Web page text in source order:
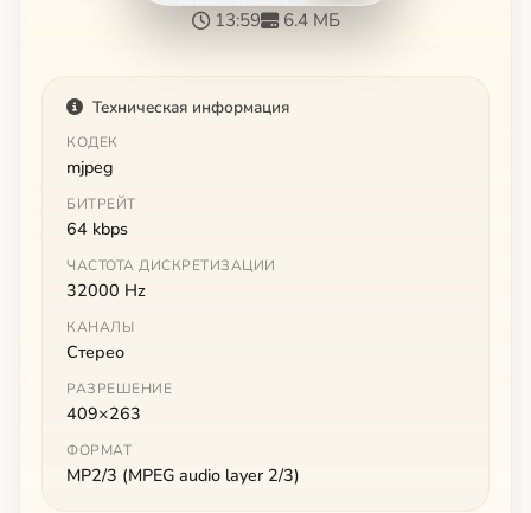
13:59 6.4 МБ
Техническая информация
КОДЕК
mjpeg
БИТРЕЙТ
64 kbps
ЧАСТОТА ДИСКРЕТИЗАЦИИ
32000 Hz
КАНАЛЫ
Стерео
РАЗРЕШЕНИЕ
409×263
ФОРМАТ
MP2/3 (MPEG audio layer 2/3)